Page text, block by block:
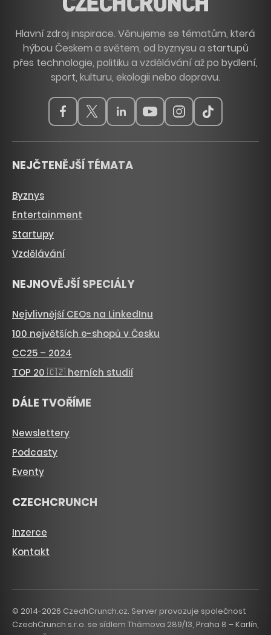
Hlavní zdroj inspirace. Věnujeme se tématům, která
hýbou Českem a světem, od byznysu a startupů
přes technologie, politiku a vzdělávání až po bydlení,
sport, kulturu, ekologii nebo dopravu.
NEJČTENĚJŠÍ TÉMATA
Byznys
Entertainment
Startupy
Vzdělávání
NEJNOVĚJŠÍ SPECIÁLY
Nejvlivnější CEOs na LinkedInu
100 největších e-shopů v Česku
CC25 – 2024
TOP 20 🇨🇿 herních studií
DÁLE TVOŘÍME
Newslettery
Podcasty
Eventy
CZECHCRUNCH
Inzerce
Kontakt
© 2014-2026 CzechCrunch.cz. Server provozuje společnost
CzechCrunch s.r.o. se sídlem Thámova 289/13, Praha 8 – Karlín,